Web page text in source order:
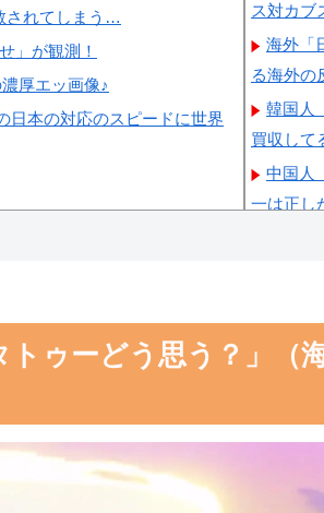
されてしまう…
」が観測！
厚エッ画像♪
日本の対応のスピードに世界
ス対カブ
海外「
る海外の
韓国人
買収して
中国人
一は正し
韓国
ゥーどう思う？」（